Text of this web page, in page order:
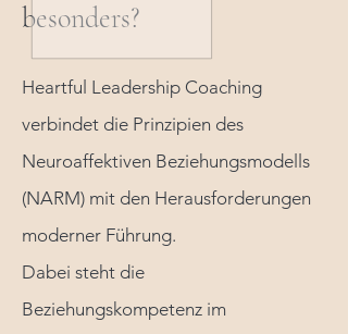
besonders?
Heartful Leadership Coaching
verbindet die Prinzipien des
Neuroaffektiven Beziehungsmodells
(NARM) mit den Herausforderungen
moderner Führung.
Dabei steht die
Beziehungskompetenz im